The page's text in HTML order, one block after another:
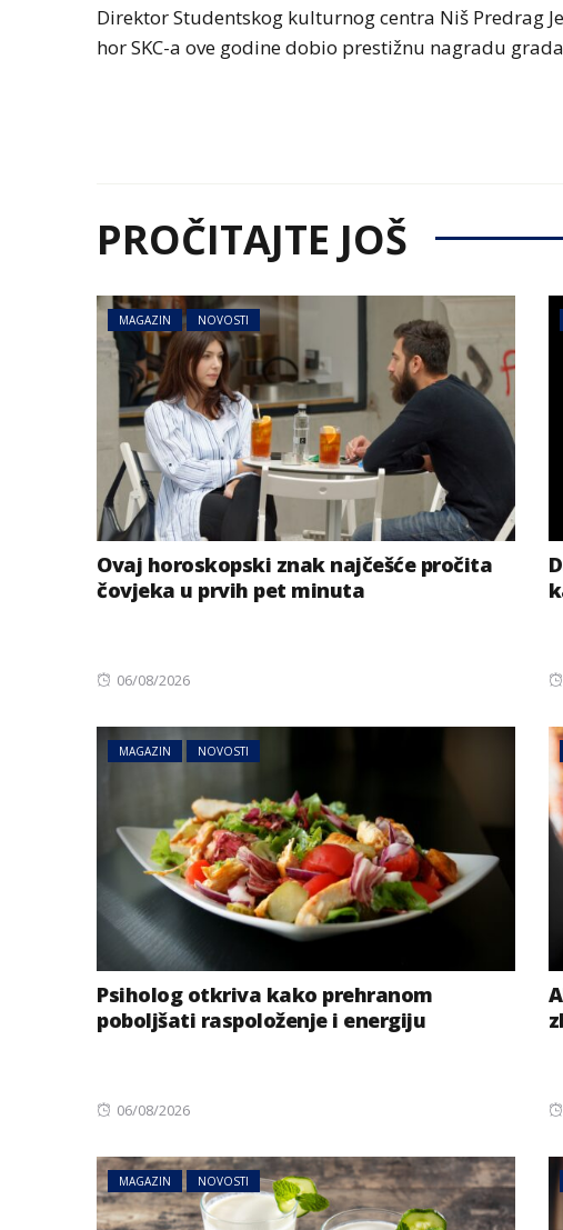
Direktor Studentskog kulturnog centra Niš Predrag
hor SKC-a ove godine dobio prestižnu nagradu
PROČITAJTE JOŠ
MAGAZIN NOVOSTI
Ovaj horoskopski znak najčešće pročita
čovjeka u prvih pet minuta
Posted
06/08/2026
MAGAZIN NOVOSTI
Psiholog otkriva kako prehranom
poboljšati raspoloženje i energiju
Posted
06/08/2026
MAGAZIN NOVOSTI